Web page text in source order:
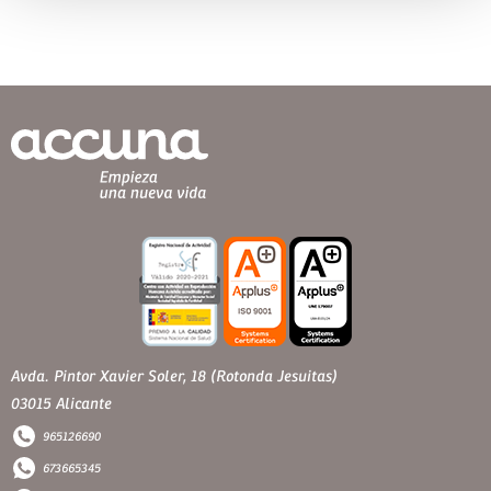
Avda. Pintor Xavier Soler, 18 (Rotonda Jesuitas)
03015 Alicante
965126690
673665345